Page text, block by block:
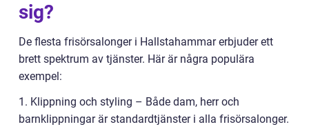
sig?
De flesta frisörsalonger i Hallstahammar erbjuder ett
brett spektrum av tjänster. Här är några populära
exempel:
1. Klippning och styling – Både dam, herr och
barnklippningar är standardtjänster i alla frisörsalonger.